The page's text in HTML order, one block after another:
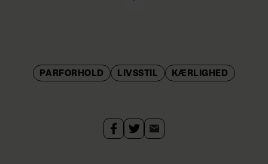
· I 2010 flyttede hun til LA og boede
der i ni år. I dag bor hun med sin 9-
· Har b.la. medvirket i Bagland,
Råzone, Se min kjole, Broen 2 og
PARFORHOLD LIVSSTIL KÆRLIGHED